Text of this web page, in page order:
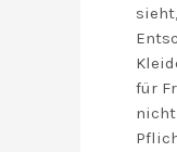
für